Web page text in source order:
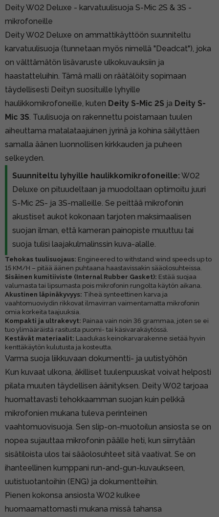
Deity W02 Deluxe - karvatuulisuoja S-Mic 2S & 3S -
mikrofoneille
Deity W02 Deluxe on ammattikäyttöön suunniteltu
karvatuulisuoja (tunnetaan myös nimellä "Deadcat"), joka
on välttämätön lisävaruste ulkokuvauksiin ja
haastatteluihin. Tämä malli on räätälöity sopimaan
täydellisesti Deityn suosituille lyhyille
haulikkomikrofoneille, kuten Deity S-Mic 2S ja Deity S-
Mic 3S. Tuulisuoja on rakennettu poistamaan tuulen
aiheuttama matalataajuinen jyrinä ja kohina säilyttäen
samalla äänen luonnollisen kirkkauden ja puheen
selkeyden.
Suunniteltu lyhyille haulikkomikrofoneille: W02
Deluxe on pituudeltaan ja muodoltaan optimoitu juuri
S-Mic 2S- ja 3S-malleille. Se peittää mikrofonin
akustiset aukot kokonaan tarjoten maksimaalisen
suojan ilman, että kameran painopiste muuttuu tai
suoja tulisi laajakulmalinssin kuva-alalle.
Tehokas tuulisuojaus: Engineered to withstand wind speeds up to
15 KM/H – pitää äänen puhtaana haastavissakin sääolosuhteissa.
Sisäinen kumitiiviste (Internal Rubber Gasket): Estää suojaa
valumasta tai lipsumasta pois mikrofonin rungolta käytön aikana.
Akustinen läpinäkyvyys: Tiheä synteettinen karva ja
vaahtomuoviydin rikkovat ilmavirran vaimentamatta mikrofonin
omia korkeita taajuuksia.
Kompakti ja ultrakevyt: Painaa vain noin 36 grammaa, joten se ei
tuo ylimääräistä rasitusta puomi- tai käsivarakäytössä.
Kestävät materiaalit: Laadukas keinokarvarakenne sietää hyvin
kenttäkäytön kulutusta ja kosteutta.
Varma suoja liikkuvaan dokumentti- ja uutistyöhön
Kun kuvaat ulkona, äkilliset tuulenpuuskat voivat helposti
pilata muuten täydellisen äänityksen. Deity W02 tarjoaa
huomattavasti tehokkaamman suojan kuin pelkkä
mikrofonien mukana tuleva perinteinen
vaahtomuovisuoja. Sen slip-on-muotoilun ansiosta se on
nopea sujauttaa mikrofonin päälle heti, kun siirrytään
sisätiloista ulos tai sääolosuhteet sitä vaativat. Se on
ihanteellinen kumppani run-and-gun-kuvaukseen,
uutistuotantoihin (ENG) ja dokumentteihin.
Pienen kokonsa ansiosta W02 kulkee
huomaamattomasti mukana missä tahansa